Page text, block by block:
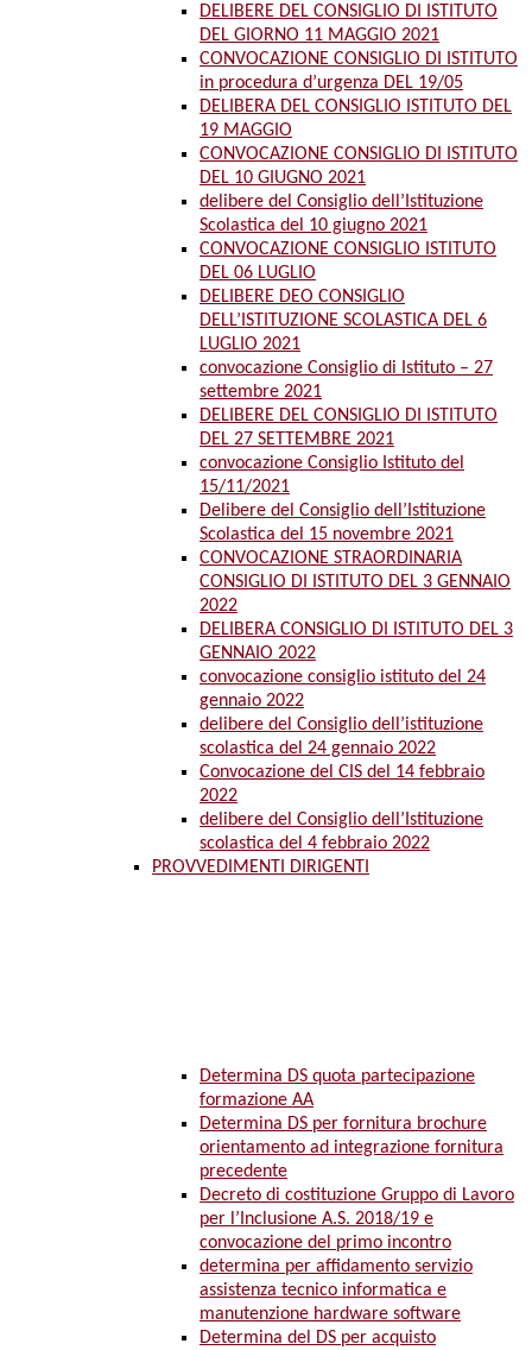
DELIBERE DEL CONSIGLIO DI ISTITUTO
DEL GIORNO 11 MAGGIO 2021
CONVOCAZIONE CONSIGLIO DI ISTITUTO
in procedura d’urgenza DEL 19/05
DELIBERA DEL CONSIGLIO ISTITUTO DEL
19 MAGGIO
CONVOCAZIONE CONSIGLIO DI ISTITUTO
DEL 10 GIUGNO 2021
delibere del Consiglio dell’Istituzione
Scolastica del 10 giugno 2021
CONVOCAZIONE CONSIGLIO ISTITUTO
DEL 06 LUGLIO
DELIBERE DEO CONSIGLIO
DELL’ISTITUZIONE SCOLASTICA DEL 6
LUGLIO 2021
convocazione Consiglio di Istituto – 27
settembre 2021
DELIBERE DEL CONSIGLIO DI ISTITUTO
DEL 27 SETTEMBRE 2021
convocazione Consiglio Istituto del
15/11/2021
Delibere del Consiglio dell’Istituzione
Scolastica del 15 novembre 2021
CONVOCAZIONE STRAORDINARIA
CONSIGLIO DI ISTITUTO DEL 3 GENNAIO
2022
DELIBERA CONSIGLIO DI ISTITUTO DEL 3
GENNAIO 2022
convocazione consiglio istituto del 24
gennaio 2022
delibere del Consiglio dell’istituzione
scolastica del 24 gennaio 2022
Convocazione del CIS del 14 febbraio
2022
delibere del Consiglio dell’Istituzione
scolastica del 4 febbraio 2022
PROVVEDIMENTI DIRIGENTI
Determina DS quota partecipazione
formazione AA
Determina DS per fornitura brochure
orientamento ad integrazione fornitura
precedente
Decreto di costituzione Gruppo di Lavoro
per l’Inclusione A.S. 2018/19 e
convocazione del primo incontro
determina per affidamento servizio
assistenza tecnico informatica e
manutenzione hardware software
Determina del DS per acquisto